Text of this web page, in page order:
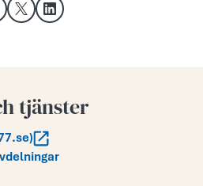
e-post
på Facebook
Dela på XDela på LinkedIn
tjänster